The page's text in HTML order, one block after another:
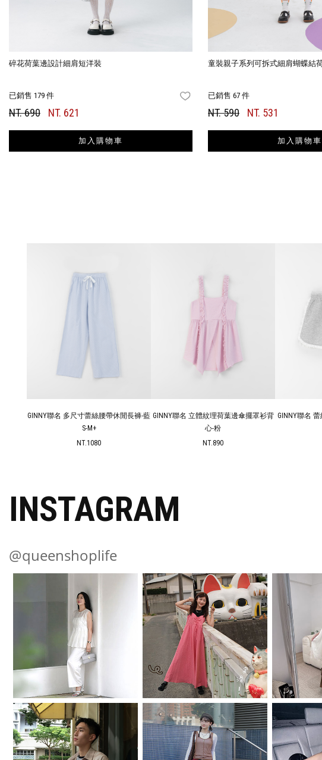
碎花荷葉邊設計細肩短洋裝
已銷售 179 件 FAVORITES
NT. 690 NT. 621
加入購物車
童裝親子系列可拆式細肩蝴蝶結
已銷售 67 件
NT. 590 NT. 531
加入購物車
GINNY聯名 多尺寸蕾絲腰帶休閒長褲-藍
S-M+
NT.1080
GINNY聯名 立體紋理荷葉邊傘擺罩衫背
心-粉
NT.890
GINNY聯名
INSTAGRAM
@queenshoplife